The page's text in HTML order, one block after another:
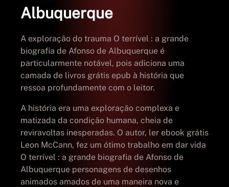
Albuquerque
A exploração do trauma O terrível : a grande
biografia de Afonso de Albuquerque é
particularmente notável, pois adiciona uma
camada de livros grátis epub à história que
ressoa profundamente com o leitor.
A história era uma exploração complexa e
matizada da condição humana, cheia de
reviravoltas inesperadas. O autor, ler ebook grátis
Leon McCann, fez um ótimo trabalho em dar vida
O terrível : a grande biografia de Afonso de
Albuquerque personagens de desenhos
animados amados de uma maneira nova e